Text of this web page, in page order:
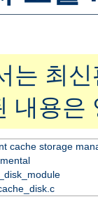
는 최
내용은
cache storage